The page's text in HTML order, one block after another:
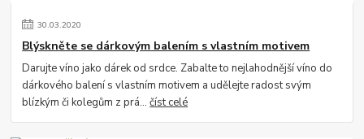
30.03.2020
Blýskněte se dárkovým balením s vlastním motivem
Darujte víno jako dárek od srdce. Zabalte to nejlahodnější víno do
dárkového balení s vlastním motivem a udělejte radost svým
blízkým či kolegům z prá...číst celé